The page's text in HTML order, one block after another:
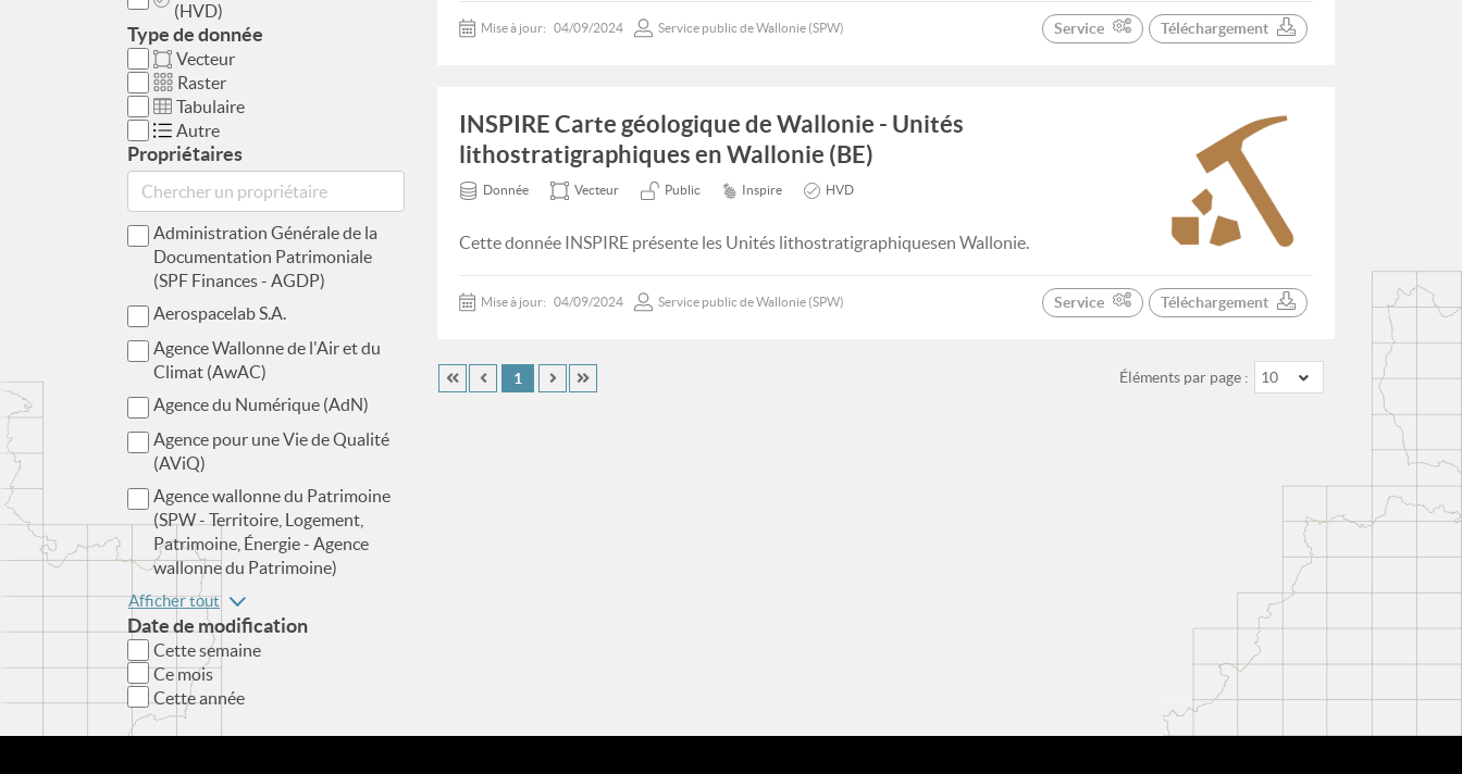
(HVD)
Type de donnée
Vecteur
Raster
Tabulaire
Autre
Propriétaires
Administration Générale de la
Documentation Patrimoniale
(SPF Finances - AGDP)
Aerospacelab S.A.
Agence Wallonne de l'Air et du
Climat (AwAC)
Agence du Numérique (AdN)
Agence pour une Vie de Qualité
(AViQ)
Agence wallonne du Patrimoine
(SPW - Territoire, Logement,
Patrimoine, Énergie - Agence
wallonne du Patrimoine)
Afficher tout
Date de modification
Cette semaine
Ce mois
Cette année
Mise à jour: 04/09/2024 Service public de Wallonie (SPW) Service Téléchargement
INSPIRE Carte géologique de Wallonie - Unités
lithostratigraphiques en Wallonie (BE)
Donnée Vecteur Public Inspire HVD
Cette donnée INSPIRE présente les Unités lithostratigraphiquesen Wallonie.
Mise à jour: 04/09/2024 Service public de Wallonie (SPW) Service Téléchargement
Éléments par page : 10
1